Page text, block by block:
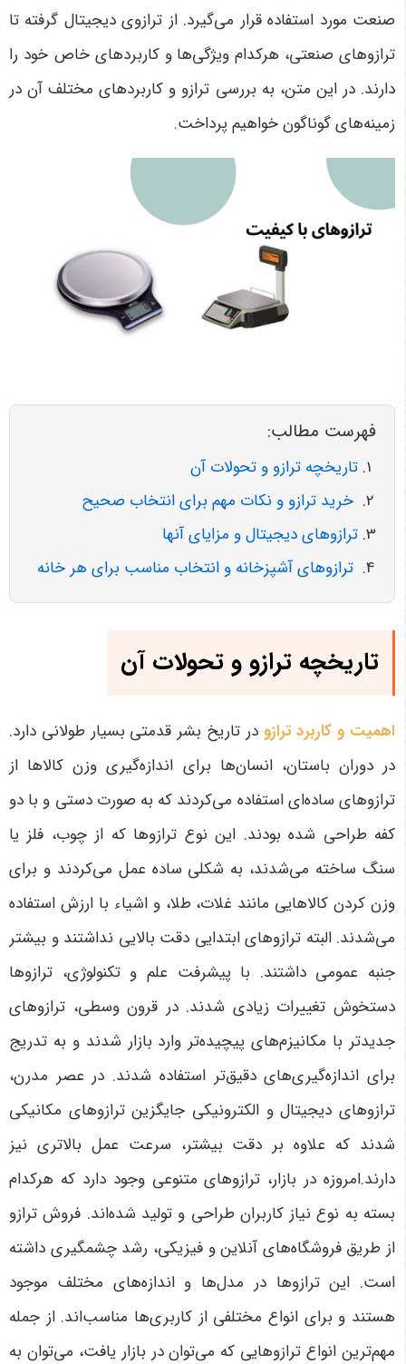
صنعت مورد استفاده قرار می‌گیرد. از ترازوی دیجیتال گرفته تا
ترازوهای صنعتی، هرکدام ویژگی‌ها و کاربردهای خاص خود را
دارند. در این متن، به بررسی ترازو و کاربردهای مختلف آن در
زمینه‌های گوناگون خواهیم پرداخت.
فهرست مطالب:
تاریخچه ترازو و تحولات آن
خرید ترازو و نکات مهم برای انتخاب صحیح
ترازوهای دیجیتال و مزایای آنها
ترازوهای آشپزخانه و انتخاب مناسب برای هر خانه
تاریخچه ترازو و تحولات آن
اهمیت و کاربرد ترازو در تاریخ بشر قدمتی بسیار طولانی دارد.
در دوران باستان، انسان‌ها برای اندازه‌گیری وزن کالاها از
ترازوهای ساده‌ای استفاده می‌کردند که به صورت دستی و با دو
کفه طراحی شده بودند. این نوع ترازوها که از چوب، فلز یا
سنگ ساخته می‌شدند، به شکلی ساده عمل می‌کردند و برای
وزن کردن کالاهایی مانند غلات، طلا، و اشیاء با ارزش استفاده
می‌شدند. البته ترازوهای ابتدایی دقت بالایی نداشتند و بیشتر
جنبه عمومی داشتند. با پیشرفت علم و تکنولوژی، ترازوها
دستخوش تغییرات زیادی شدند. در قرون وسطی، ترازوهای
جدیدتر با مکانیزم‌های پیچیده‌تر وارد بازار شدند و به تدریج
برای اندازه‌گیری‌های دقیق‌تر استفاده شدند. در عصر مدرن،
ترازوهای دیجیتال و الکترونیکی جایگزین ترازوهای مکانیکی
شدند که علاوه بر دقت بیشتر، سرعت عمل بالاتری نیز
دارند.امروزه در بازار، ترازوهای متنوعی وجود دارد که هرکدام
بسته به نوع نیاز کاربران طراحی و تولید شده‌اند. فروش ترازو
از طریق فروشگاه‌های آنلاین و فیزیکی، رشد چشمگیری داشته
است. این ترازوها در مدل‌ها و اندازه‌های مختلف موجود
هستند و برای انواع مختلفی از کاربری‌ها مناسب‌اند. از جمله
مهم‌ترین انواع ترازوهایی که می‌توان در بازار یافت، می‌توان به